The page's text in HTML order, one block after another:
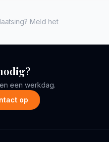
Meld het
een werkdag.
op